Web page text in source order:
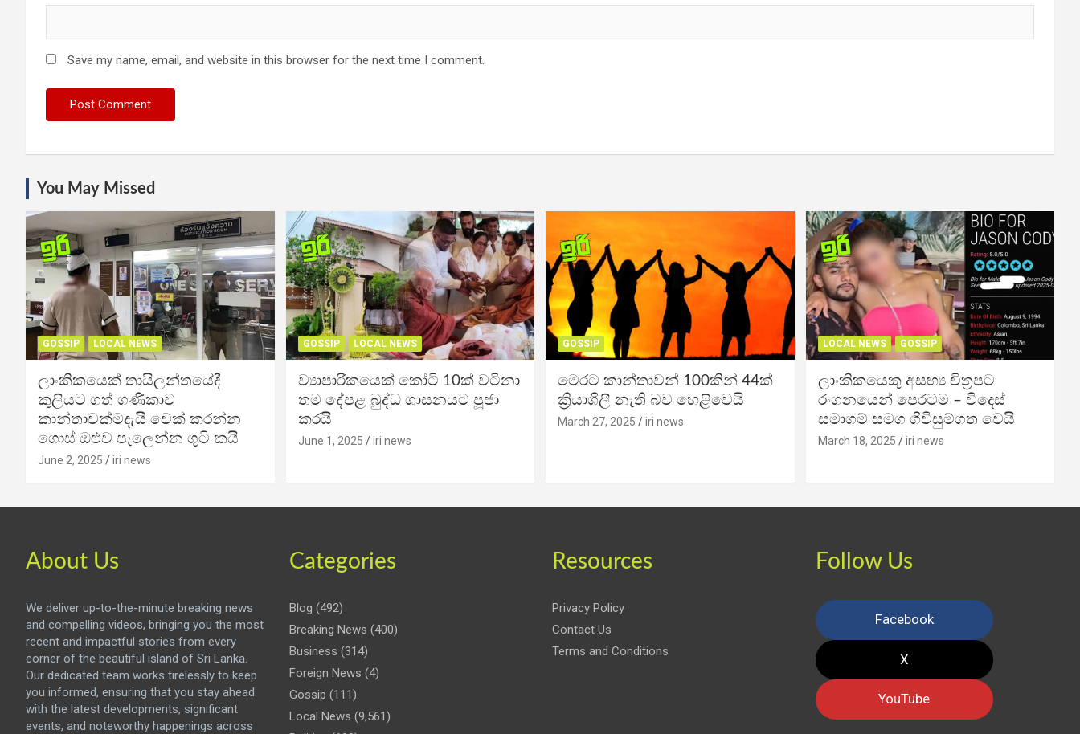
Save my name, email, and website in this browser for the next time I comment.
You May Missed
GOSSIP LOCAL NEWS
ලාංකිකයෙක් තායිලන්තයේදී
කුලියට ගත් ගණිකාව
කාන්තාවක්මදැයි චෙක් කරන්න
ගොස් ඔළුව පැලෙන්න ගුටි කයි
June 2, 2025 iri news
GOSSIP LOCAL NEWS
ව්‍යාපාරිකයෙක් කෝටි 10ක් වටිනා
තම දේපළ බුද්ධ ශාසනයට පූජා
කරයි
June 1, 2025 iri news
GOSSIP
මෙරට කාන්තාවන් 100කින් 44ක්
ක්‍රියාශීලී නැති බව හෙළිවෙයි
March 27, 2025 iri news
LOCAL NEWS GOSSIP
ලාංකිකයෙකු අසභ්‍ය චිත්‍රපට
රංගනයෙන් පෙරටම – විදෙස්
සමාගම් සමග ගිවිසුම්ගත වෙයි
March 18, 2025 iri news
About Us
We deliver up-to-the-minute breaking news
and compelling videos, bringing you the most
recent and impactful stories from every
corner of the beautiful island of Sri Lanka.
Our dedicated team works tirelessly to keep
you informed, ensuring that you stay ahead
with the latest developments, significant
events, and noteworthy happenings across
Categories
Blog (492)
Breaking News (400)
Business (314)
Foreign News (4)
Gossip (111)
Local News (9,561)
Resources
Privacy Policy
Contact Us
Terms and Conditions
Follow Us
Facebook
X
YouTube